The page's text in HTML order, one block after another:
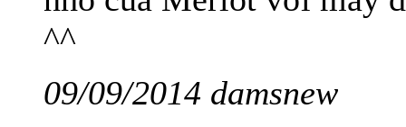
^^
09/09/2014 damsnew